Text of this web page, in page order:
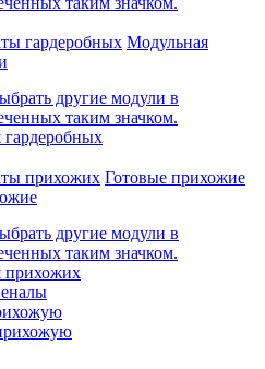
гардеробных Модульная
другие модули в
таким значком.
прихожих Готовые прихожие
другие модули в
таким значком.
прихожих